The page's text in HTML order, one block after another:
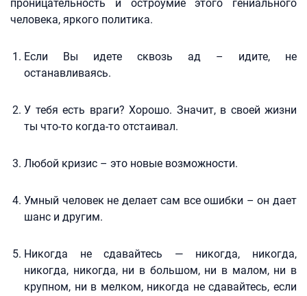
проницательность и остроумие этого гениального
человека, яркого политика.
Если Вы идете сквозь ад – идите, не
останавливаясь.
У тебя есть враги? Хорошо. Значит, в своей жизни
ты что-то когда-то отстаивал.
Любой кризис – это новые возможности.
Умный человек не делает сам все ошибки – он дает
шанс и другим.
Никогда не сдавайтесь — никогда, никогда,
никогда, никогда, ни в большом, ни в малом, ни в
крупном, ни в мелком, никогда не сдавайтесь, если